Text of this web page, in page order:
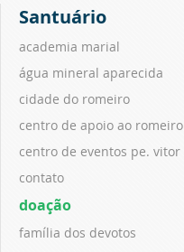
Santuário
academia marial
água mineral aparecida
cidade do romeiro
centro de apoio ao romeiro
centro de eventos pe. vitor
contato
doação
família dos devotos